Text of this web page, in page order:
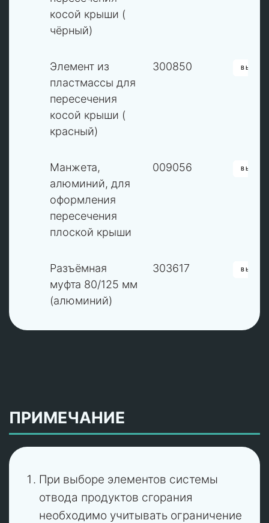
косой крыши (
чёрный)
Элемент из
пластмассы для
пересечения
косой крыши (
красный)
300850
Манжета,
алюминий, для
оформления
пересечения
плоской крыши
009056
Разъёмная
муфта 80/125 мм
(алюминий)
303617
ПРИМЕЧАНИЕ
При выборе элементов системы
отвода продуктов сгорания
необходимо учитывать ограничение